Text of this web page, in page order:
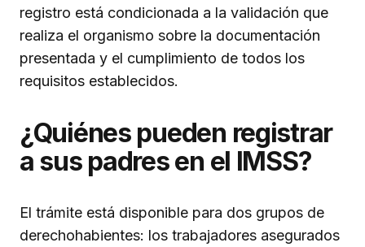
registro está condicionada a la validación que
realiza el organismo sobre la documentación
presentada y el cumplimiento de todos los
requisitos establecidos.
¿Quiénes pueden registrar
a sus padres en el IMSS?
El trámite está disponible para dos grupos de
derechohabientes: los trabajadores asegurados